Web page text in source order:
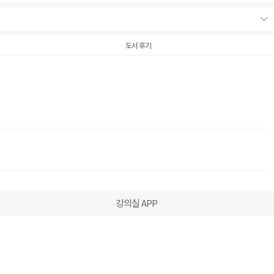
도서 후기
강의실 APP